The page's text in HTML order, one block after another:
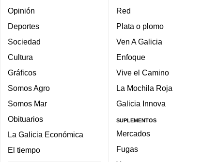
Opinión
Deportes
Sociedad
Cultura
Gráficos
Somos Agro
Somos Mar
Obituarios
La Galicia Económica
El tiempo
Red
Plata o plomo
Ven A Galicia
Enfoque
Vive el Camino
La Mochila Roja
Galicia Innova
SUPLEMENTOS
Mercados
Fugas